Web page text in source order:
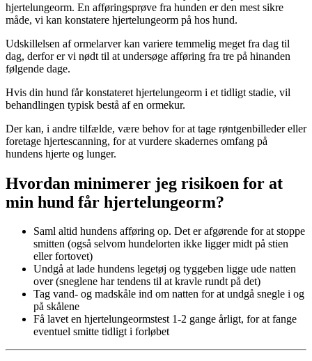
hjertelungeorm. En afføringsprøve fra hunden er den mest sikre
måde, vi kan konstatere hjertelungeorm på hos hund.
Udskillelsen af ormelarver kan variere temmelig meget fra dag til
dag, derfor er vi nødt til at undersøge afføring fra tre på hinanden
følgende dage.
Hvis din hund får konstateret hjertelungeorm i et tidligt stadie, vil
behandlingen typisk bestå af en ormekur.
Der kan, i andre tilfælde, være behov for at tage røntgenbilleder eller
foretage hjertescanning, for at vurdere skadernes omfang på
hundens hjerte og lunger.
Hvordan minimerer jeg risikoen for at
min hund får hjertelungeorm?
Saml altid hundens afføring op. Det er afgørende for at stoppe
smitten (også selvom hundelorten ikke ligger midt på stien
eller fortovet)
Undgå at lade hundens legetøj og tyggeben ligge ude natten
over (sneglene har tendens til at kravle rundt på det)
Tag vand- og madskåle ind om natten for at undgå snegle i og
på skålene
Få lavet en hjertelungeormstest 1-2 gange årligt, for at fange
eventuel smitte tidligt i forløbet